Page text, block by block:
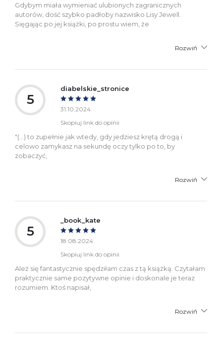
Gdybym miała wymieniać ulubionych zagranicznych
autorów, dość szybko padłoby nazwisko Lisy Jewell.
Sięgając po jej książki, po prostu wiem, że
Rozwiń
5
diabelskie_stronice
31.10.2024
Skopiuj link do opinii
"(...) to zupełnie jak wtedy, gdy jedziesz krętą drogą i
celowo zamykasz na sekundę oczy tylko po to, by
zobaczyć,
Rozwiń
5
_book_kate
18.08.2024
Skopiuj link do opinii
Ależ się fantastycznie spędziłam czas z tą książką. Czytałam
praktycznie same pozytywne opinie i doskonale je teraz
rozumiem. Ktoś napisał,
Rozwiń